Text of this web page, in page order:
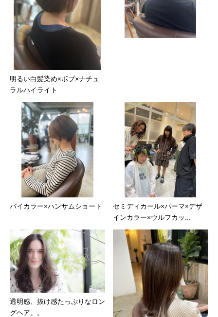
明るい白髪染め×ボブ×ナチュ
ラルハイライト
バイカラー×ハンサムショート
セミディカール×パーマ×デザ
インカラー×ウルフカッ...
透明感、抜け感たっぷりなロン
グヘア。。